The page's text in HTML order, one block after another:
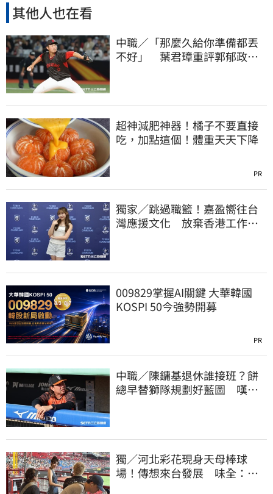
其他人也在看
中職／「那麼久給你準備都丟
不好」 葉君璋重評郭郁政對
超神減肥神器！橘子不要直接
吃，加點這個！體重天天下降
PR
獨家／跳過職籃！嘉盈嚮往台
灣應援文化 放棄香港工作跨
009829掌握AI關鍵 大華韓國
KOSPI 50今強勢開募
PR
中職／陳鏞基退休誰接班？餅
總早替獅隊規劃好藍圖 嘆新
獨／河北彩花現身天母棒球
場！傳想來台發展 味全：歡